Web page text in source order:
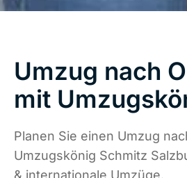
Umzug nach
mit
Planen Sie einen Umzug
Umzugskönig Schmitz
& internationale Umzüge.